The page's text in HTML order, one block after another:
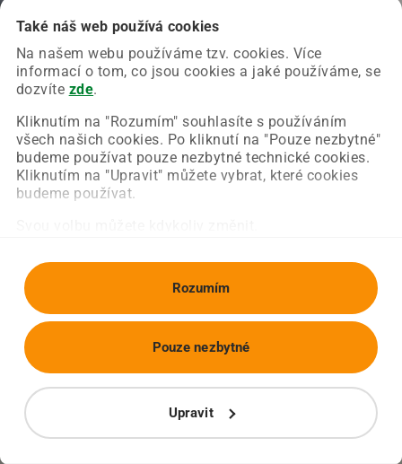
Také náš web používá cookies
Na našem webu používáme tzv. cookies. Více
informací o tom, co jsou cookies a jaké používáme, se
dozvíte zde.
Kliknutím na "Rozumím" souhlasíte s používáním
všech našich cookies. Po kliknutí na "Pouze nezbytné"
budeme používat pouze nezbytné technické cookies.
Kliknutím na "Upravit" můžete vybrat, které cookies
budeme používat.
Rozumím
Upravit
Pouze nezbytné
Chyba nastala na naší straně a už ji opravujeme.
Zkuste prosím znovu načíst požadovanou stránku.
Obnovit stránku Úvodní strana